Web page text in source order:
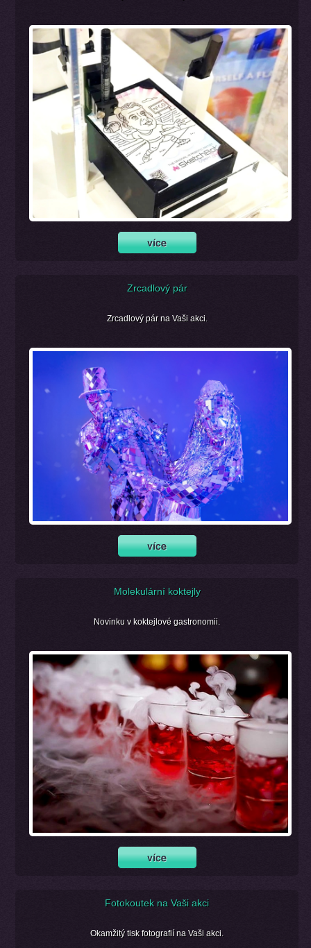
Zrcadlový pár
Zrcadlový pár na Vaši akci.
Molekulární koktejly
Novinku v koktejlové gastronomii.
Fotokoutek na Vaši akci
Okamžitý tisk fotografií na Vaši akci.